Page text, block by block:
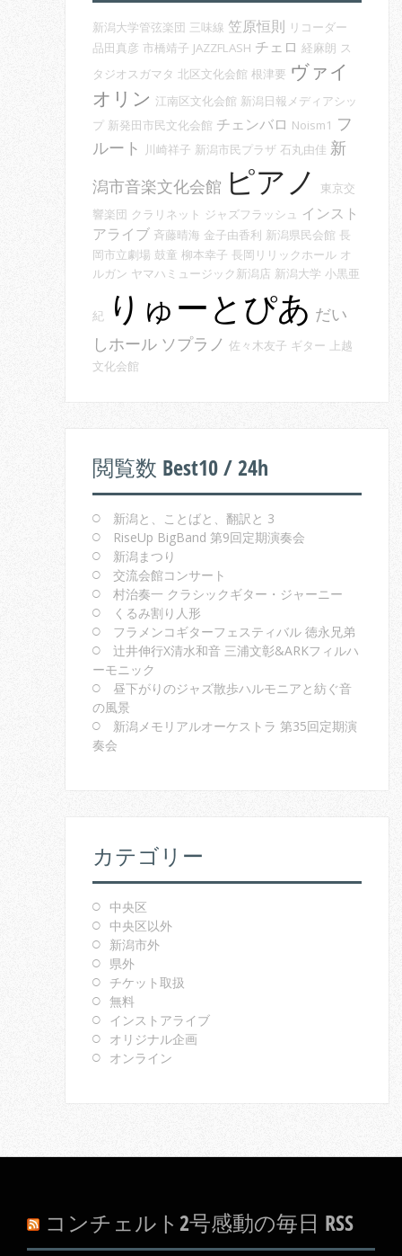
新潟大学管弦楽団 三味線 笠原恒則 リコーダー
品田真彦 市橋靖子 JAZZFLASH チェロ 経麻朗 ス
タジオスガマタ 北区文化会館 根津要 ヴァイ
オリン 江南区文化会館 新潟日報メディアシッ
プ 新発田市民文化会館 チェンバロ Noism1 フ
ルート
川崎祥子 新潟市民プラザ 石丸由佳 新
潟市音楽文化会館 ピアノ
東京交
響楽団 クラリネット ジャズフラッシュ インスト
アライブ 斉藤晴海 金子由香利 新潟県民会館 長
岡市立劇場 鼓童 柳本幸子 長岡リリックホール オ
ルガン ヤマハミュージック新潟店 新潟大学 小黒亜
紀 りゅーとぴあ だい
しホール ソプラノ 佐々木友子 ギター
上越
文化会館
閲覧数 Best10 / 24h
新潟と、ことばと、翻訳と 3
RiseUp BigBand 第9回定期演奏会
新潟まつり
交流会館コンサート
村治奏一 クラシックギター・ジャーニー
くるみ割り人形
フラメンコギターフェスティバル 徳永兄弟
辻井伸行X清水和音 三浦文彰&ARKフィルハ
ーモニック
昼下がりのジャズ散歩ハルモニアと紡ぐ音
の風景
新潟メモリアルオーケストラ 第35回定期演
奏会
カテゴリー
中央区
中央区以外
新潟市外
県外
チケット取扱
無料
インストアライブ
オリジナル企画
オンライン
コンチェルト2号感動の毎日 RSS